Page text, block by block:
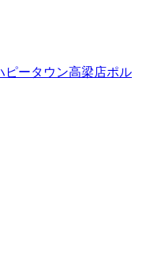
ピータウン高梁店ポル